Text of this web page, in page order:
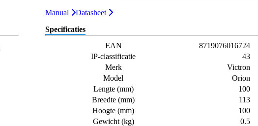
Manual
Datasheet
Specificaties
EAN
8719076016724
IP-classificatie
43
Merk
Victron
Model
Orion
Lengte (mm)
100
Breedte (mm)
113
Hoogte (mm)
100
Gewicht (kg)
0.5